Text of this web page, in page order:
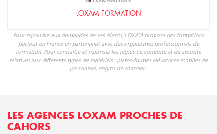
LOXAM FORMATION
Pour répondre aux demandes de ses clients, LOXAM propose des formations
partout en France en partenariat avec des organismes professionnels de
formation. Pour connaître et maîtriser les règles de conduite et de sécurité
relatives aux différents types de matériels : plates-formes élévatrices mobiles de
personnes, engins de chantier...
LES AGENCES LOXAM PROCHES DE
CAHORS